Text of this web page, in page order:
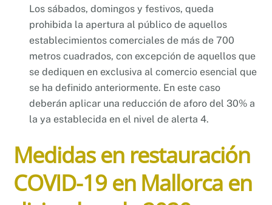
Los sábados, domingos y festivos, queda
prohibida la apertura al público de aquellos
establecimientos comerciales de más de 700
metros cuadrados, con excepción de aquellos que
se dediquen en exclusiva al comercio esencial que
se ha definido anteriormente. En este caso
deberán aplicar una reducción de aforo del 30% a
la ya establecida en el nivel de alerta 4.
Medidas en restauración
COVID-19 en Mallorca en